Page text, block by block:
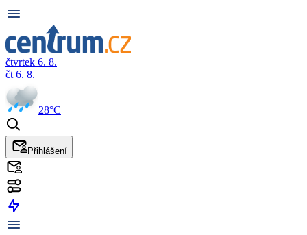
čtvrtek 6. 8.
čt 6. 8.
28°C
Přihlášení